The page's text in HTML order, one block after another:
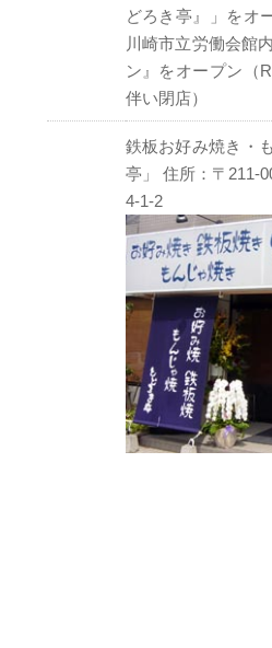
どろき亭』」をオ
川崎市立労働会館
ン』をオープン（
伴い閉店）
鉄板お好み焼き・
亭」 住所：〒211-
4-1-2